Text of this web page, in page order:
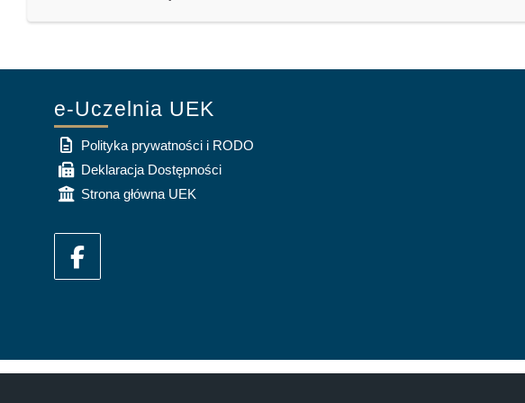
e-Uczelnia UEK
Polityka prywatności i RODO
Deklaracja Dostępności
Strona główna UEK